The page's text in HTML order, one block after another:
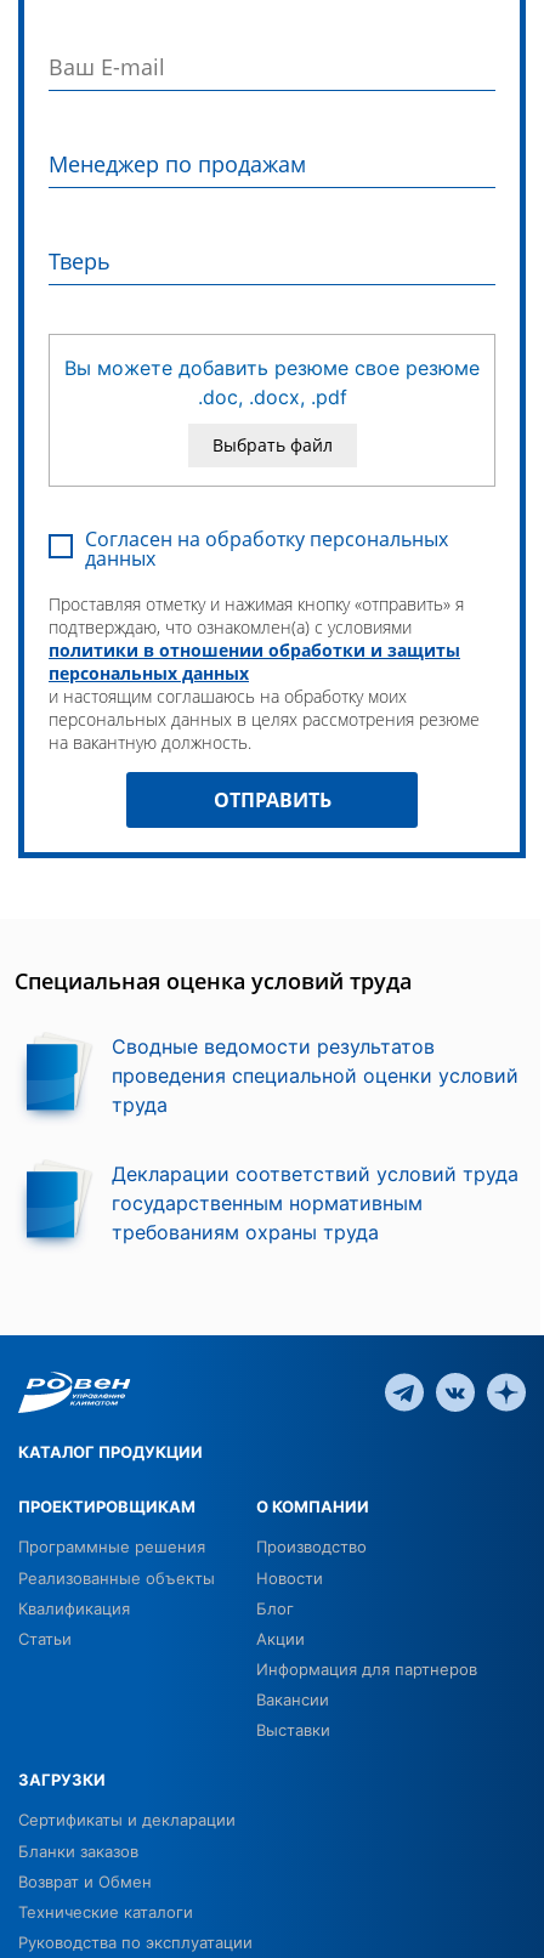
Вы можете добавить резюме свое резюме
.doc, .docx, .pdf
Выбрать файл
Согласен на обработку персональных
данных
Проставляя отметку и нажимая кнопку «отправить» я
подтверждаю, что ознакомлен(а) с условиями
политики в отношении обработки и защиты
персональных данных
и настоящим соглашаюсь на обработку моих
персональных данных в целях рассмотрения резюме
на вакантную должность.
ОТПРАВИТЬ
Специальная оценка условий труда
Сводные ведомости результатов
проведения специальной оценки условий
труда
Декларации соответствий условий труда
государственным нормативным
требованиям охраны труда
КАТАЛОГ ПРОДУКЦИИ
ПРОЕКТИРОВЩИКАМ
Программные решения
Реализованные объекты
Квалификация
Статьи
О КОМПАНИИ
Производство
Новости
Блог
Акции
Информация для партнеров
Вакансии
Выставки
ЗАГРУЗКИ
Сертификаты и декларации
Бланки заказов
Возврат и Обмен
Технические каталоги
Руководства по эксплуатации